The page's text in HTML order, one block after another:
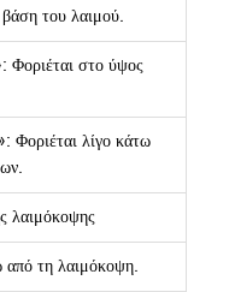
του λαιμού.
Φοριέται στο ύψος
Φοριέται λίγο κάτω
λαιμόκοψης
από τη λαιμόκοψη.